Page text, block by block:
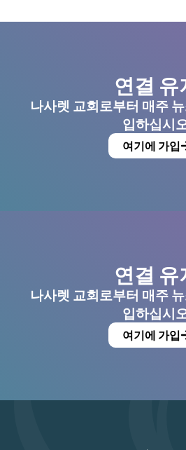
연결 유
나사렛 교회로부터 매주
입하십시
여기에 가입
연결 유
나사렛 교회로부터 매주
입하십시
여기에 가입